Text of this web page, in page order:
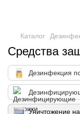
Каталог
Средства
Дезинфекция
Уничтожение